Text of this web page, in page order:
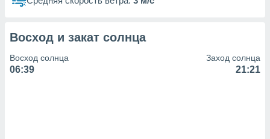
сведения
Восход и закат солнца
Восход солнца
06:39
Заход солнца
21:21